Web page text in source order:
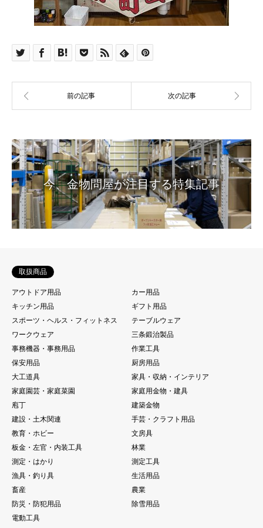
今、金物問屋が注目する特集記事
取扱商品
アウトドア用品
カー用品
キッチン用品
ギフト用品
スポーツ・ヘルス・フィットネス
テーブルウェア
ワークウェア
三条鍛治製品
事務機器・事務用品
作業工具
保安用品
厨房用品
大工道具
家具・収納・インテリア
家庭園芸・家庭菜園
家庭用金物・建具
庖丁
建築金物
建設・土木関連
手芸・クラフト用品
教育・ホビー
文房具
板金・左官・内装工具
林業
測定・はかり
測定工具
漁具・釣り具
生活用品
畜産
農業
防災・防犯用品
除雪用品
電動工具